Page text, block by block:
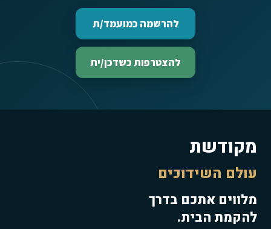
להרשמה כמועמד/ת
להצטרפות כשדכן/ית
מקודשת
עולם השידוכים
מלווים אתכם בדרך
להקמת הבית.